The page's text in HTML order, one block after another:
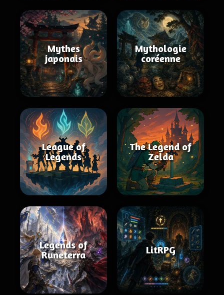
Mythes
japonais
Mythologie
coréenne
League of
Legends
The Legend of
Zelda
Legends of
Runeterra
LitRPG